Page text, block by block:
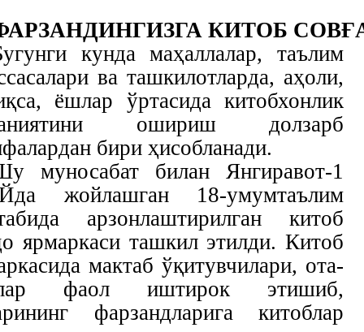
КИТОБ СОВҒ
кунда маҳаллалар, таълим
ва ташкилотларда, аҳоли,
ёшлар ўртасида китобхонлик
ошириш долзарб
бири ҳисобланади.
муносабат билан Янгиравот-1
жойлашган 18-умумтаълим
арзонлаштирилган китоб
ярмаркаси ташкил этилди. Китоб
мактаб ўқитувчилари, ота-
фаол иштирок этишиб,
фарзандларига китоблар